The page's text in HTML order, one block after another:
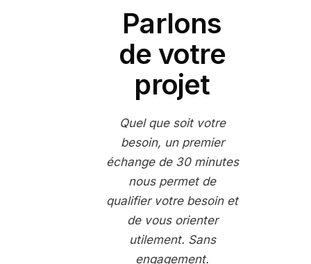
Parlons
de votre
projet
Quel que soit votre
besoin, un premier
échange de 30 minutes
nous permet de
qualifier votre besoin et
de vous orienter
utilement. Sans
engagement.